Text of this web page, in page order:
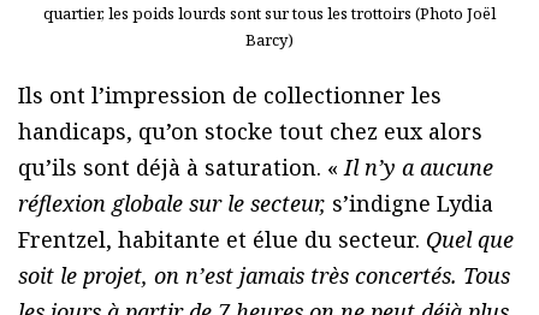
quartier, les poids lourds sont sur tous les trottoirs (Photo Joël
Barcy)
Ils ont l’impression de collectionner les
handicaps, qu’on stocke tout chez eux alors
qu’ils sont déjà à saturation. «Il n’y a aucune
réflexion globale sur le secteur, s’indigne Lydia
Frentzel, habitante et élue du secteur. Quel que
soit le projet, on n’est jamais très concertés. Tous